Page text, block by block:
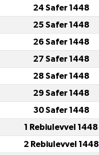
24 Safer 1448
25 Safer 1448
26 Safer 1448
27 Safer 1448
28 Safer 1448
29 Safer 1448
30 Safer 1448
1 Rebiulevvel 1448
2 Rebiulevvel 1448